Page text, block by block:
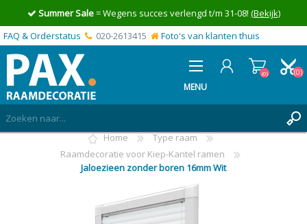
Summer Sale= Wegens succes verlengd t/m 31-08! (Bekijk)
FAQ & Orderstatus
020-2613415 Foto's van klanten thuis
MENU
INLOGGEN
MIJN OFFERTE
(0)
(0)
Home
Type raam
Raamdecoratie voor Kiep-Kantel ramen
Jaloezieen zonder boren 16mm Wit